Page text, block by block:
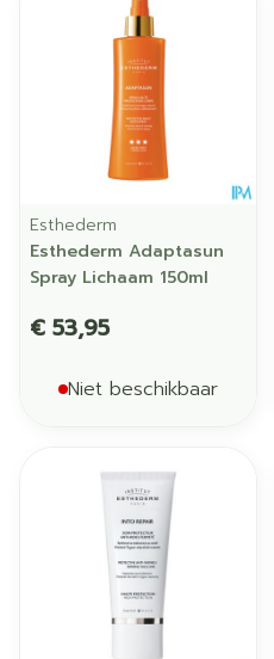
Esthederm
Esthederm Adaptasun
Spray Lichaam 150ml
€ 53,95
Niet beschikbaar